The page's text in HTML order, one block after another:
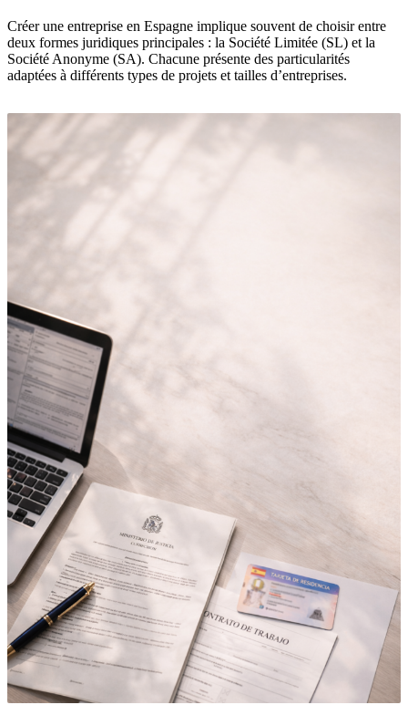
Créer une entreprise en Espagne implique souvent de choisir entre
deux formes juridiques principales : la Société Limitée (SL) et la
Société Anonyme (SA). Chacune présente des particularités
adaptées à différents types de projets et tailles d’entreprises.